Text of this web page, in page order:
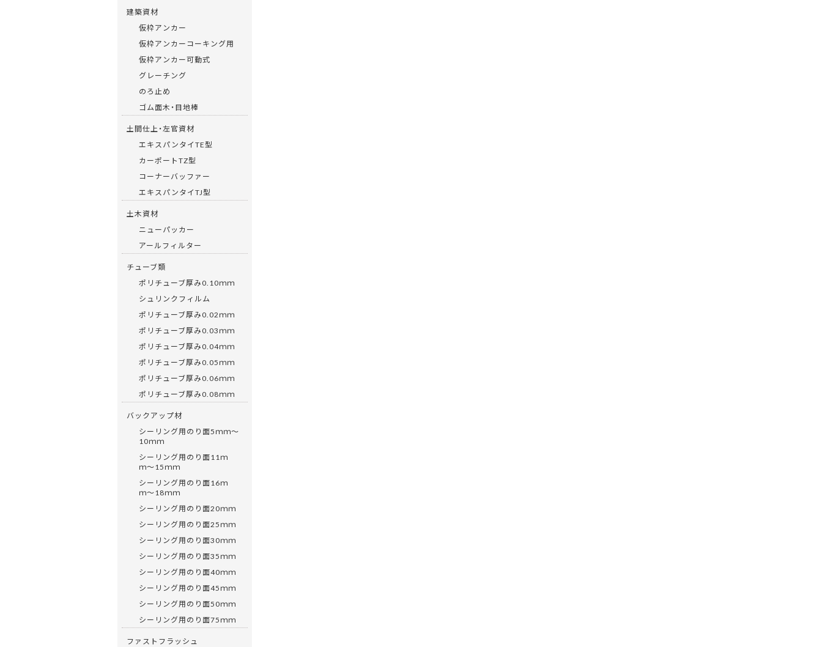
建築資材
仮枠アンカー
仮枠アンカーコーキング用
仮枠アンカー可動式
グレーチング
のろ止め
ゴム面木・目地棒
土間仕上・左官資材
エキスパンタイTE型
カーポートTZ型
コーナーバッファー
エキスパンタイTJ型
土木資材
ニューパッカー
アールフィルター
チューブ類
ポリチューブ厚み0.10ｍｍ
シュリンクフィルム
ポリチューブ厚み0.02ｍｍ
ポリチューブ厚み0.03ｍｍ
ポリチューブ厚み0.04ｍｍ
ポリチューブ厚み0.05ｍｍ
ポリチューブ厚み0.06ｍｍ
ポリチューブ厚み0.08ｍｍ
バックアップ材
シーリング用のり面5ｍｍ〜
10ｍｍ
シーリング用のり面11ｍ
ｍ〜15ｍｍ
シーリング用のり面16ｍ
ｍ〜18ｍｍ
シーリング用のり面20ｍｍ
シーリング用のり面25ｍｍ
シーリング用のり面30ｍｍ
シーリング用のり面35ｍｍ
シーリング用のり面40ｍｍ
シーリング用のり面45ｍｍ
シーリング用のり面50ｍｍ
シーリング用のり面75ｍｍ
ファストフラッシュ